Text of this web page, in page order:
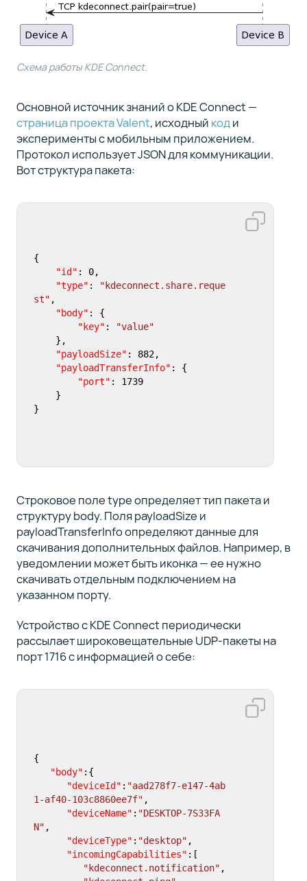
Схема работы KDE Connect.
Основной источник знаний о KDE Connect —
страница проекта Valent, исходный коди
эксперименты с мобильным приложением.
Протокол использует JSON для коммуникации.
Вот структура пакета:
{
"id" : 0,
"type" :
"kdeconnect.share.reque
st" ,
"body" :
{
"key" :
"value"
} ,
"payloadSize" : 882,
"payloadTransferInfo" :
{
"port" :
1739
}
}
Строковое поле type определяет тип пакета и
структуру body. Поля payloadSize и
payloadTransferInfo определяют данные для
скачивания дополнительных файлов. Например, в
уведомлении может быть иконка — ее нужно
скачивать отдельным подключением на
указанном порту.
Устройство с KDE Connect периодически
рассылает широковещательные UDP-пакеты на
порт 1716 с информацией о себе:
{
"body" : {
"deviceId" : "aad278f7-e147-4ab
1-af40-103c8860ee7f" ,
"deviceName" : "DESKTOP-7S33FA
N" ,
"deviceType" : "desktop" ,
"incomingCapabilities" : [
"kdeconnect.notification" ,